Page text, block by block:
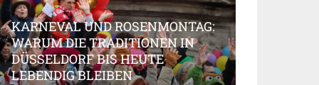
KARNEVAL UND ROSENMONTAG:
WARUM DIE TRADITIONEN IN
DÜSSELDORF BIS HEUTE
LEBENDIG BLEIBEN